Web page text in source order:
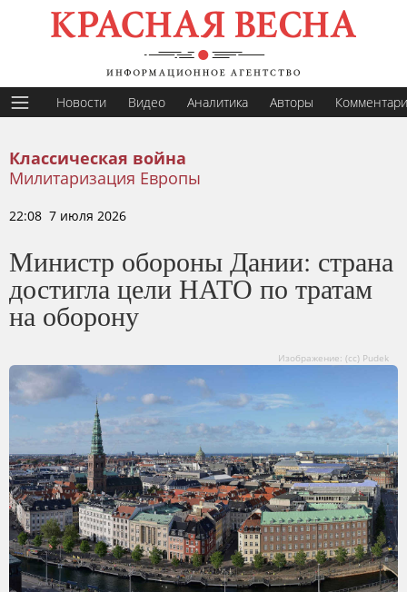
Новости Видео Аналитика Авторы
Классическая война
Милитаризация Европы
22:08 7 июля 2026
Министр обороны Дании: страна
достигла цели НАТО по тратам
на оборону
Изображение: (cc) Pudek